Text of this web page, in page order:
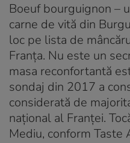
Boeuf bourguignon –
carne de vită din
loc pe lista de
Franța. Nu este un
masa reconfortantă
sondaj din 2017 a
considerată de
național al Franței.
Mediu, conform Taste